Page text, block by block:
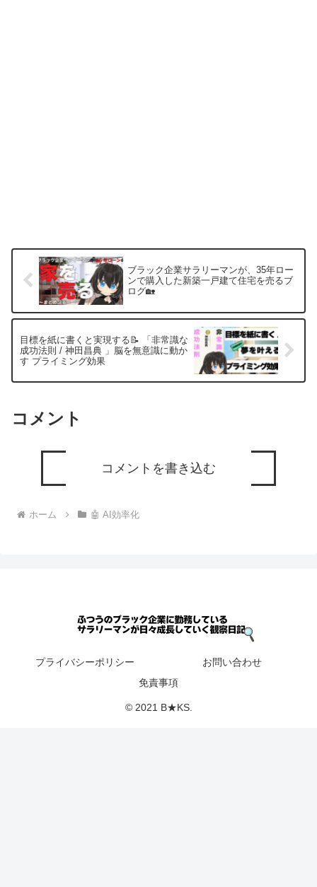
ブラック企業サラリーマンが、35年ロー
ンで購入した新築一戸建て住宅を売るブ
ログ🏡
目標を紙に書くと実現する📝 「非常識な
成功法則 / 神田昌典 」脳を無意識に動か
す プライミング効果
コメント
コメントを書き込む
ホーム 🤖 AI効率化
プライバシーポリシー
お問い合わせ
免責事項
© 2021 B★KS.